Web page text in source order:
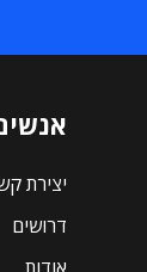
יצירת
דרושים